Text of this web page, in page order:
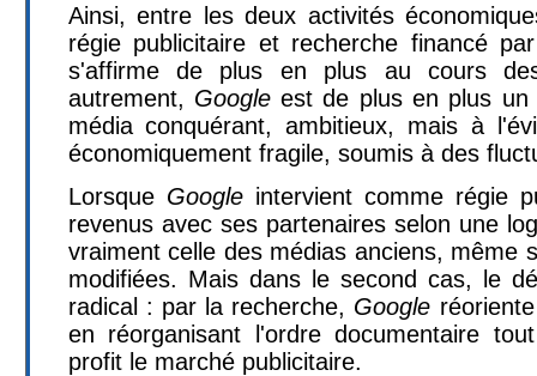
Ainsi, entre les deux activités
régie publicitaire et recherche financé
s'affirme de plus en plus au cours
autrement, Googleest de plus en plus un
média conquérant, ambitieux, mais à
économiquement fragile, soumis à des
Lorsque Googleintervient comme régie
revenus avec ses partenaires selon une
vraiment celle des médias anciens, même
modifiées. Mais dans le second cas, le
radical : par la recherche, Google
en réorganisant l'ordre documentaire
profit le marché publicitaire.